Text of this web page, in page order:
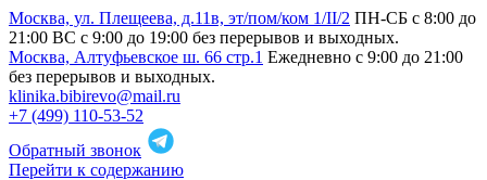
Москва, ул. Плещеева, д.11в, эт/пом/ком 1/II/2 ПН-СБ с 8:00 до
21:00 ВС с 9:00 до 19:00 без перерывов и выходных.
Москва, Алтуфьевское ш. 66 стр.1 Ежедневно с 9:00 до 21:00
без перерывов и выходных.
klinika.bibirevo@mail.ru
+7 (499) 110-53-52
Обратный звонок
Перейти к содержанию